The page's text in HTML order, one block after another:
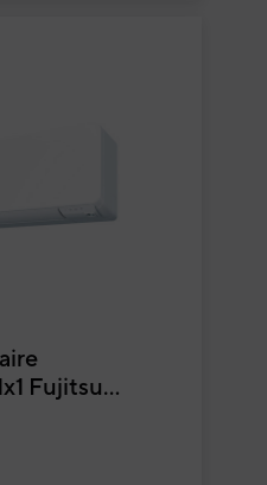
Fujitsu
pared
integrado